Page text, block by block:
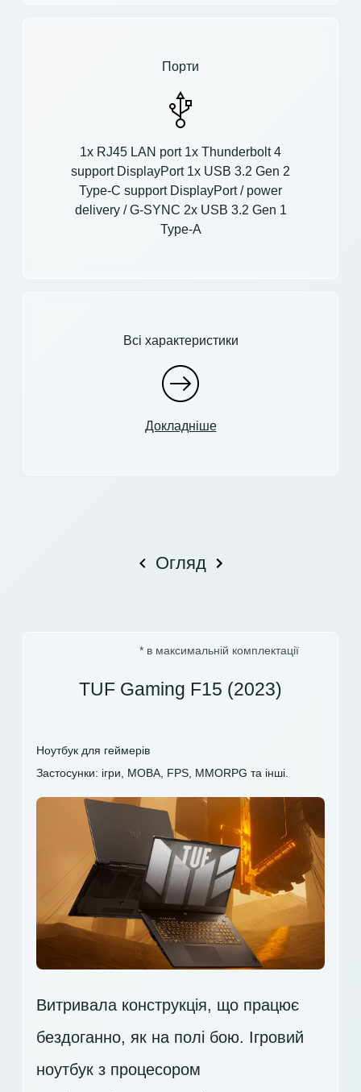
Порти
1x RJ45 LAN port 1x Thunderbolt 4
support DisplayPort 1x USB 3.2 Gen 2
Type-C support DisplayPort / power
delivery / G-SYNC 2x USB 3.2 Gen 1
Type-A
Всі характеристики
Докладніше
Огляд
* в максимальній комплектації
TUF Gaming F15 (2023)
Ноутбук для геймерів
Застосунки: ігри, MOBA, FPS, MMORPG та інші.
Витривала конструкція, що працює
бездоганно, як на полі бою. Ігровий
ноутбук з процесором